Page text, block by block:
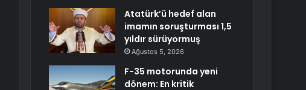
Atatürk’ü hedef alan
imamın soruşturması 1,5
yıldır sürüyormuş
Ağustos 5, 2026
F-35 motorunda yeni
dönem: En kritik